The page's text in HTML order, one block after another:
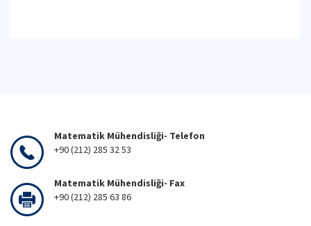
Matematik Mühendisliği- Telefon
+90 (212) 285 32 53
Matematik Mühendisliği- Fax
+90 (212) 285 63 86